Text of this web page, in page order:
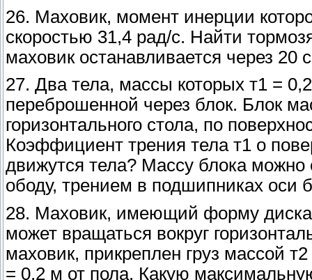
26. Маховик, момент инерции
скоростью 31,4 рад/с. Найти
маховик останавливается через 20
27. Два тела, массы которых т1 =
переброшенной через блок. Блок
горизонтального стола, по
Коэффициент трения тела т1 о
движутся тела? Массу блока можно
ободу, трением в подшипниках оси
28. Маховик, имеющий форму диска
может вращаться вокруг
маховик, прикреплен груз массой
= 0,2 м от пола. Какую